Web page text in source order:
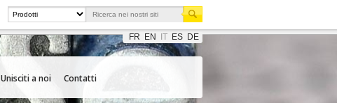
FR EN IT ES DE
Unisciti a noi Contatti